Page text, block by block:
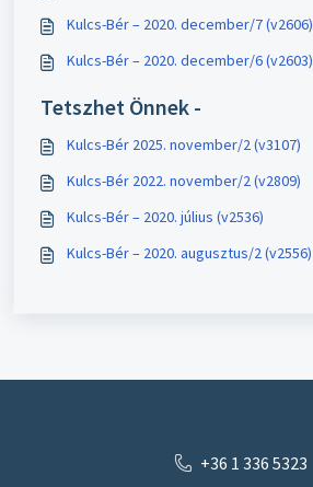
Kulcs-Bér – 2020. december/7 (v2606)
Kulcs-Bér – 2020. december/6 (v2603)
Tetszhet Önnek -
Kulcs-Bér 2025. november/2 (v3107)
Kulcs-Bér 2022. november/2 (v2809)
Kulcs-Bér – 2020. július (v2536)
Kulcs-Bér – 2020. augusztus/2 (v2556)
+36 1 336 5323